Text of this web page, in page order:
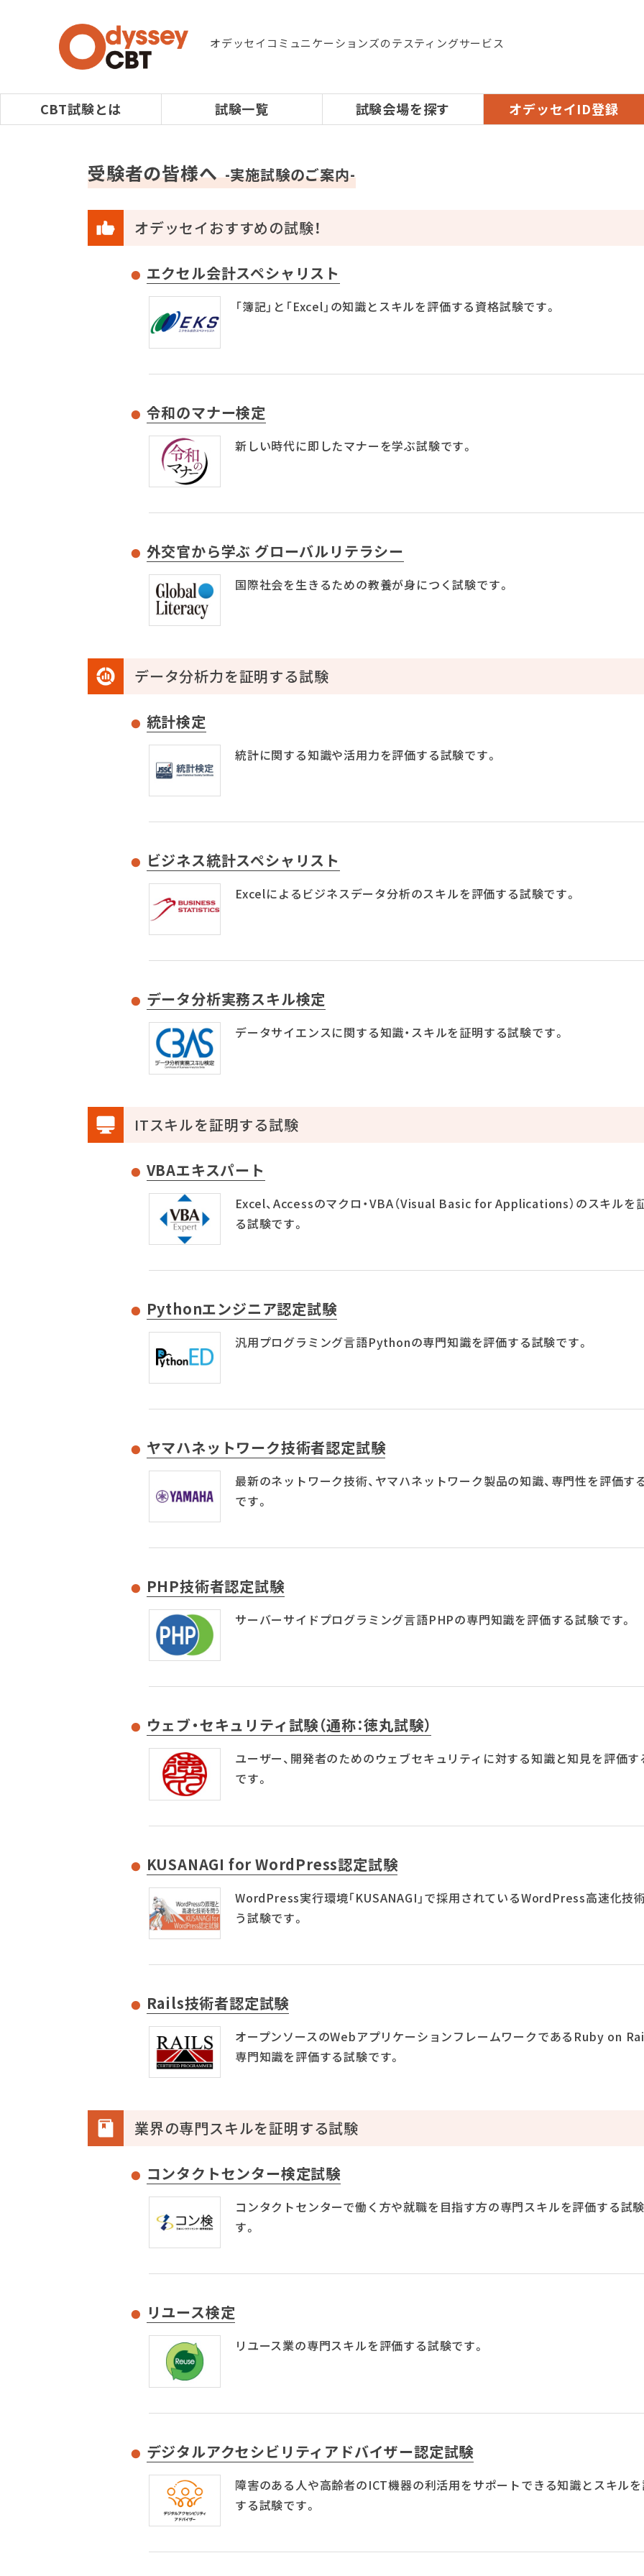
オデッセイコミュニケーションズのテスティングサービス
CBT試験とは 試験一覧 試験会場を探す オデッセイID登録
受験者の皆様へ -実施試験のご案内-
オデッセイおすすめの試験！
エクセル会計スペシャリスト
「簿記」と「Excel」の知識とスキルを評価する資格試験です。
令和のマナー検定
新しい時代に即したマナーを学ぶ試験です。
外交官から学ぶ グローバルリテラシー
国際社会を生きるための教養が身につく試験です。
データ分析力を証明する試験
統計検定
統計に関する知識や活用力を評価する試験です。
ビジネス統計スペシャリスト
Excelによるビジネスデータ分析のスキルを評価する試験です。
データ分析実務スキル検定
データサイエンスに関する知識・スキルを証明する試験です。
ITスキルを証明する試験
VBAエキスパート
Excel、Accessのマクロ・VBA（Visual Basic for Applications）のスキルを
る試験です。
Pythonエンジニア認定試験
汎用プログラミング言語Pythonの専門知識を評価する試験です。
ヤマハネットワーク技術者認定試験
最新のネットワーク技術、ヤマハネットワーク製品の知識、専門性を評価す
です。
PHP技術者認定試験
サーバーサイドプログラミング言語PHPの専門知識を評価する試験です。
ウェブ・セキュリティ試験（通称：徳丸試験）
ユーザー、開発者のためのウェブセキュリティに対する知識と知見を評価す
です。
KUSANAGI for WordPress認定試験
WordPress実行環境「KUSANAGI」で採用されているWordPress高速化技
う試験です。
Rails技術者認定試験
オープンソースのWebアプリケーションフレームワークであるRuby on
専門知識を評価する試験です。
業界の専門スキルを証明する試験
コンタクトセンター検定試験
コンタクトセンターで働く方や就職を目指す方の専門スキルを評価する試
す。
リユース検定
リユース業の専門スキルを評価する試験です。
デジタルアクセシビリティアドバイザー認定試験
障害のある人や高齢者のICT機器の利活用をサポートできる知識とスキル
する試験です。